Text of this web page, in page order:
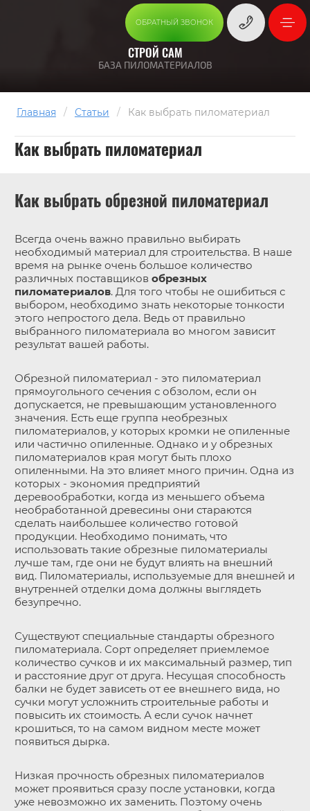
СТРОЙ САМ
БАЗА ПИЛОМАТЕРИАЛОВ
Главная / Статьи / Как выбрать пиломатериал
Как выбрать пиломатериал
Как выбрать обрезной пиломатериал
Всегда очень важно правильно выбирать
необходимый материал для строительства. В наше
время на рынке очень большое количество
различных поставщиков обрезных
пиломатериалов. Для того чтобы не ошибиться с
выбором, необходимо знать некоторые тонкости
этого непростого дела. Ведь от правильно
выбранного пиломатериала во многом зависит
результат вашей работы.
Обрезной пиломатериал - это пиломатериал
прямоугольного сечения с обзолом, если он
допускается, не превышающим установленного
значения. Есть еще группа необрезных
пиломатериалов, у которых кромки не опиленные
или частично опиленные. Однако и у обрезных
пиломатериалов края могут быть плохо
опиленными. На это влияет много причин. Одна из
которых - экономия предприятий
деревообработки, когда из меньшего объема
необработанной древесины они стараются
сделать наибольшее количество готовой
продукции. Необходимо понимать, что
использовать такие обрезные пиломатериалы
лучше там, где они не будут влиять на внешний
вид. Пиломатериалы, используемые для внешней и
внутренней отделки дома должны выглядеть
безупречно.
Существуют специальные стандарты обрезного
пиломатериала. Сорт определяет приемлемое
количество сучков и их максимальный размер, тип
и расстояние друг от друга. Несущая способность
балки не будет зависеть от ее внешнего вида, но
сучки могут усложнить строительные работы и
повысить их стоимость. А если сучок начнет
крошиться, то на самом видном месте может
появиться дырка.
Низкая прочность обрезных пиломатериалов
может проявиться сразу после установки, когда
уже невозможно их заменить. Поэтому очень
ОБРАТНЫЙ ЗВОНОК